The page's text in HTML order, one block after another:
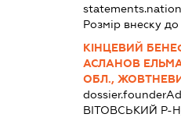
Розмір внеску
КІНЦЕВИЙ
АСЛАНОВ
ОБЛ.,
ВІТОВСЬКИЙ Р-